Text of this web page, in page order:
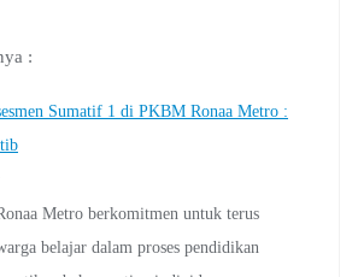
:
Sumatif 1 di PKBM Ronaa Metro :
Metro berkomitmen untuk terus
belajar dalam proses pendidikan